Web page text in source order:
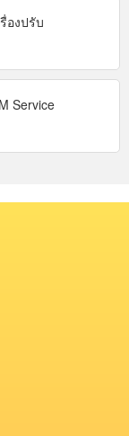
องปรับ
Service